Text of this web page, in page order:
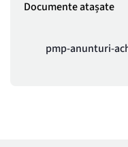
Documente atașate
pmp-anunturi-